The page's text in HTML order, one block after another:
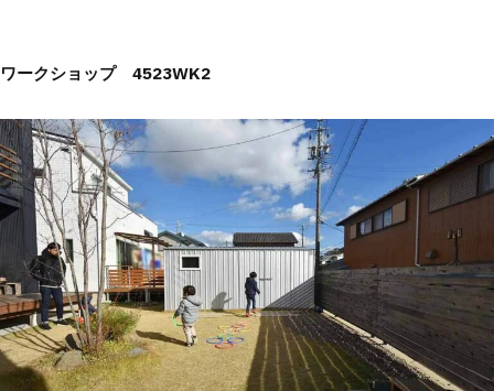
ワークショップ 4523WK2